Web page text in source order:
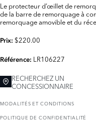
Le protecteur d’œillet de
de la barre de remorquage à
remorquage amovible et du
Prix: $220.00
Référence: LR106227
RECHERCHEZ UN
CONCESSIONNAIRE
MODALITÉS ET CONDITIONS
POLITIQUE DE CONFIDENTIALITÉ